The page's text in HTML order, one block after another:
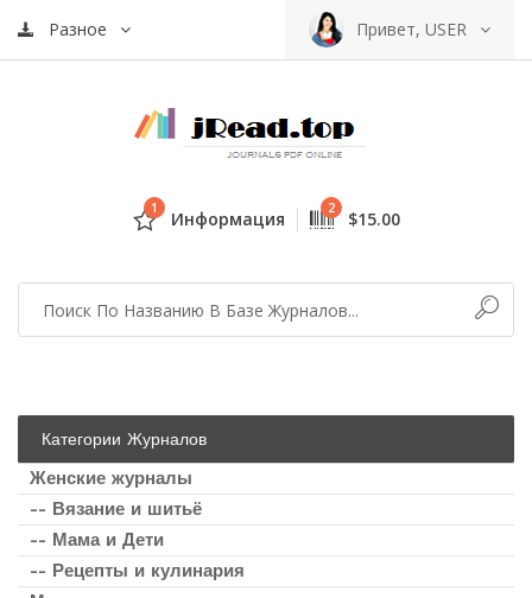
Разное Привет, USER
1 Информация 2 $15.00
Категории Журналов
Женские журналы
-- Вязание и шитьё
-- Мама и Дети
-- Рецепты и кулинария